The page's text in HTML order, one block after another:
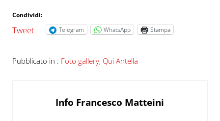
Condividi:
Tweet Telegram WhatsApp Stampa
Pubblicato in : Foto gallery, Qui Antella
Info Francesco Matteini